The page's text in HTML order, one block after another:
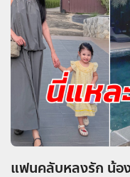
แฟนคลับหลงรัก น้อ